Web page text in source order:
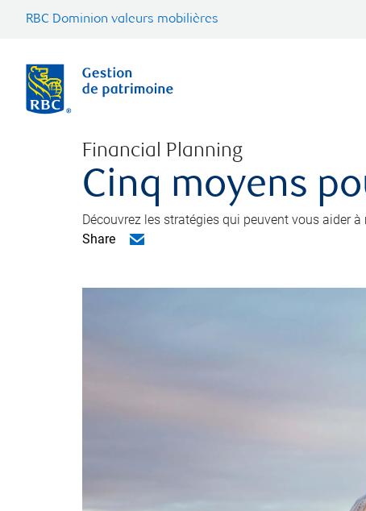
RBC Dominion valeurs mobilières
Financial Planning
Cinq moyens
Découvrez les stratégies qui peuvent vous aider
Share